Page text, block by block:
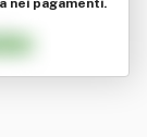
nei pagamenti.